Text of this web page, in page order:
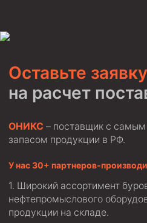
Фрезеры-долота торцевые
Ключи
Клинья — отклонители
Быстроразъёмные
Оставьте заявку
на расчет
ОНИКС – поставщик с
запасом продукции в РФ.
У нас 30+ партнеров-
Широкий ассортимент
нефтепромыслового
продукции на складе.